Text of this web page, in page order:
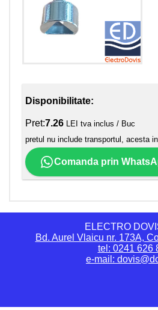
Disponibilitate:
Pret:7.26 LEI tva inclus / Buc
pretul nu include transportul, acesta
Comanda prin
ELECTRO
Bd. Aurel Vlaicu nr. 173A,
tel: 0241 626
e-mail: